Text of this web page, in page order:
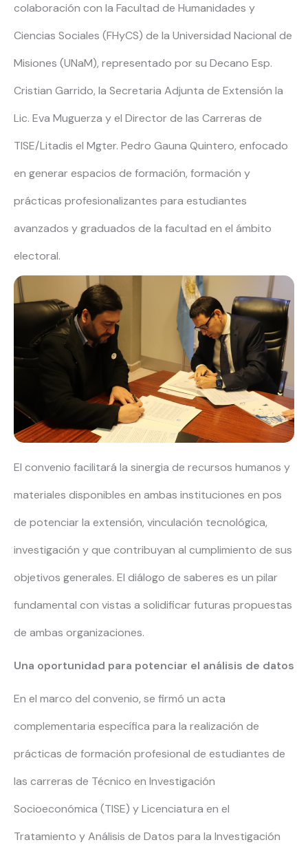
colaboración con la Facultad de Humanidades y
Ciencias Sociales (FHyCS) de la Universidad Nacional de
Misiones (UNaM), representado por su Decano Esp.
Cristian Garrido, la Secretaria Adjunta de Extensión la
Lic. Eva Muguerza y el Director de las Carreras de
TISE/Litadis el Mgter. Pedro Gauna Quintero, enfocado
en generar espacios de formación, formación y
prácticas profesionalizantes para estudiantes
avanzados y graduados de la facultad en el ámbito
electoral.
El convenio facilitará la sinergia de recursos humanos y
materiales disponibles en ambas instituciones en pos
de potenciar la extensión, vinculación tecnológica,
investigación y que contribuyan al cumplimiento de sus
objetivos generales. El diálogo de saberes es un pilar
fundamental con vistas a solidificar futuras propuestas
de ambas organizaciones.
Una oportunidad para potenciar el análisis de datos
En el marco del convenio, se firmó un acta
complementaria específica para la realización de
prácticas de formación profesional de estudiantes de
las carreras de Técnico en Investigación
Socioeconómica (TISE) y Licenciatura en el
Tratamiento y Análisis de Datos para la Investigación